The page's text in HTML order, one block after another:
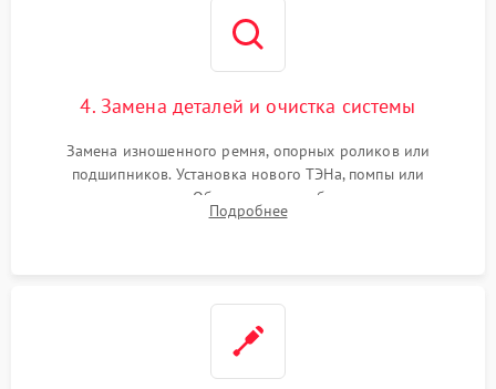
4. Замена деталей и очистка системы
Замена изношенного ремня, опорных роликов или
подшипников. Установка нового ТЭНа, помпы или
термодатчиков. Обязательная глубокая очистка
конденсатора, крыльчатки вентилятора и воздуховодов от
Подробнее